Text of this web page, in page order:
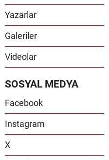
Yazarlar
Galeriler
Videolar
SOSYAL MEDYA
Facebook
Instagram
X